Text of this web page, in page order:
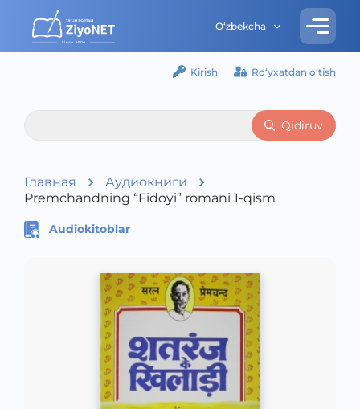
O‘zbekcha
Kirish Ro‘yxatdan o‘tish
Qidiruv
Главная
Аудиокниги
Premchandning “Fidoyi” romani 1-qism
Audiokitoblar